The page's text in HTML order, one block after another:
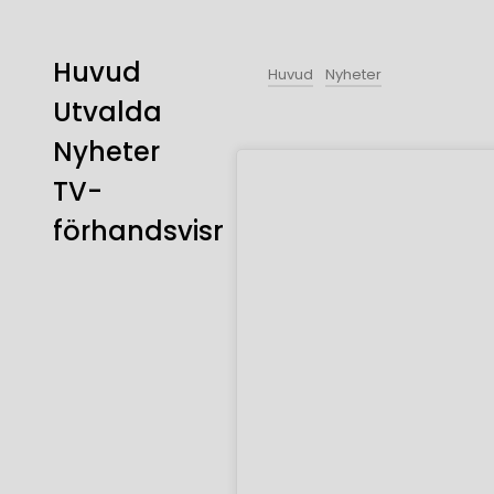
Huvud
Utvalda
Nyheter
TV-
förhandsvisning
Huvud Nyheter